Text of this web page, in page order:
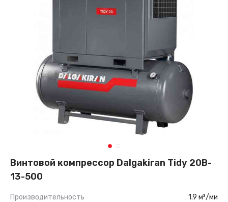
Винтовой компрессор Dalgakiran Tidy 20B-
13-500
Производительность 1.9 м³/ми